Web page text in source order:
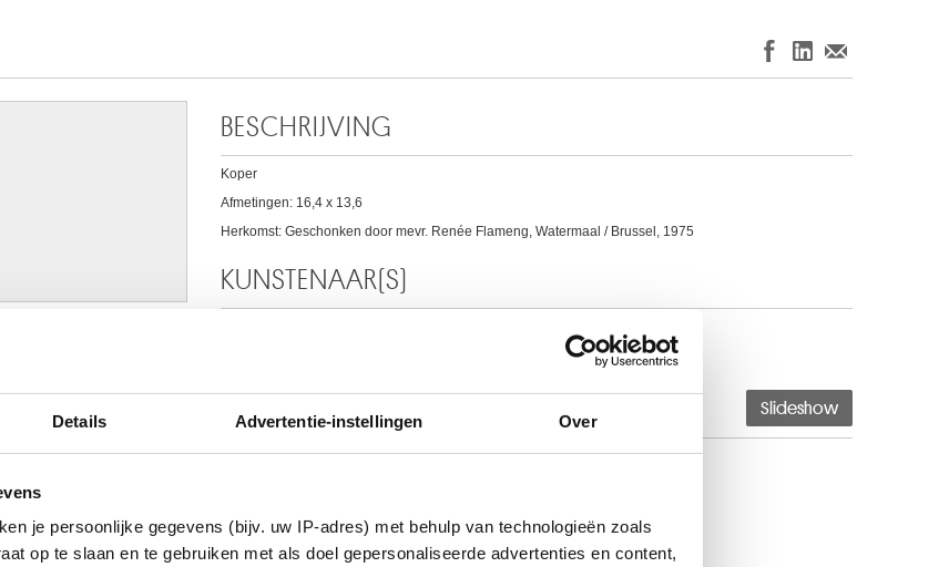
Details Advertentie-instellingen Over
je persoonlijke gegevens (bijv. uw IP-adres) met behulp van technologieën zoals
op te slaan en te gebruiken met als doel gepersonaliseerde advertenties en content,
BESCHRIJVING
Koper
Afmetingen: 16,4 x 13,6
Herkomst: Geschonken door mevr. Renée Flameng, Watermaal / Brussel, 1975
KUNSTENAAR(S)
Mannheim, Baden-Württemberg (Duitsland) 1748 ? - ? 1813 ?
Slideshow